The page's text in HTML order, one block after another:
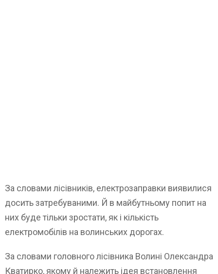
За словами лісівників, електрозаправки виявилися
досить затребуваними. Й в майбутньому попит на
них буде тільки зростати, як і кількість
електромобілів на волинських дорогах.
За словами головного лісівника Волині Олександра
Кватирко, якому й належить ідея встановлення